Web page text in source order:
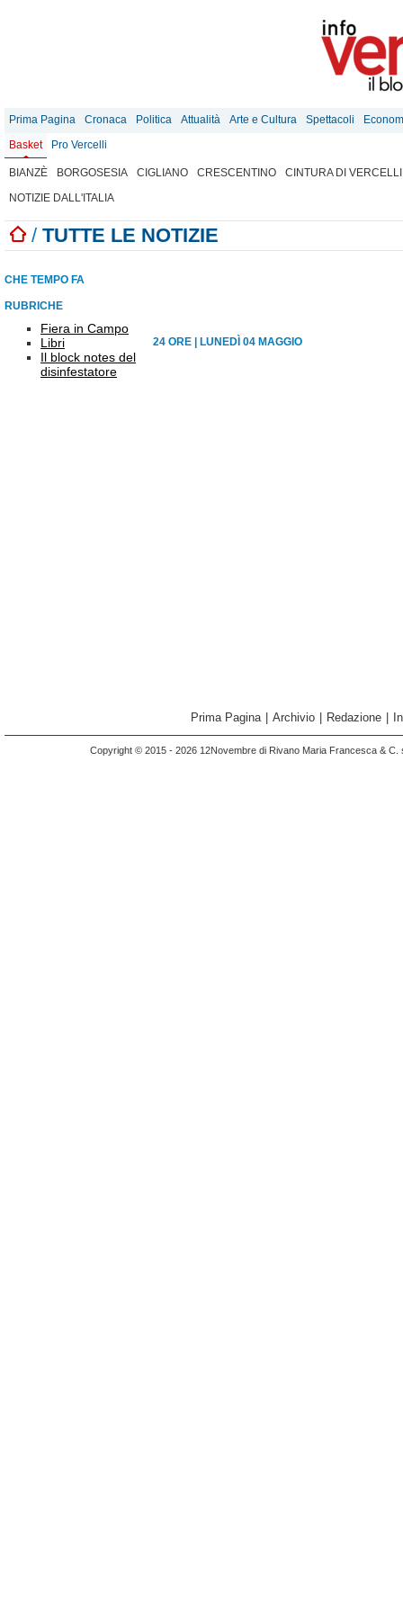
Prima Pagina Cronaca Politica Attualità Arte e Cultura Spettacoli
Basket
Pro Vercelli
BIANZÈ BORGOSESIA CIGLIANO CRESCENTINO
CINTURA DI VERCELLI
NOTIZIE DALL'ITALIA
/ TUTTE LE NOTIZIE
CHE TEMPO FA
RUBRICHE
Fiera in Campo
Libri
Il block notes del
disinfestatore
24 ORE LUNEDÌ 04 MAGGIO
Prima Pagina Archivio Redazione
Copyright © 2015 - 2026 12Novembre di Rivano Maria Francesca &